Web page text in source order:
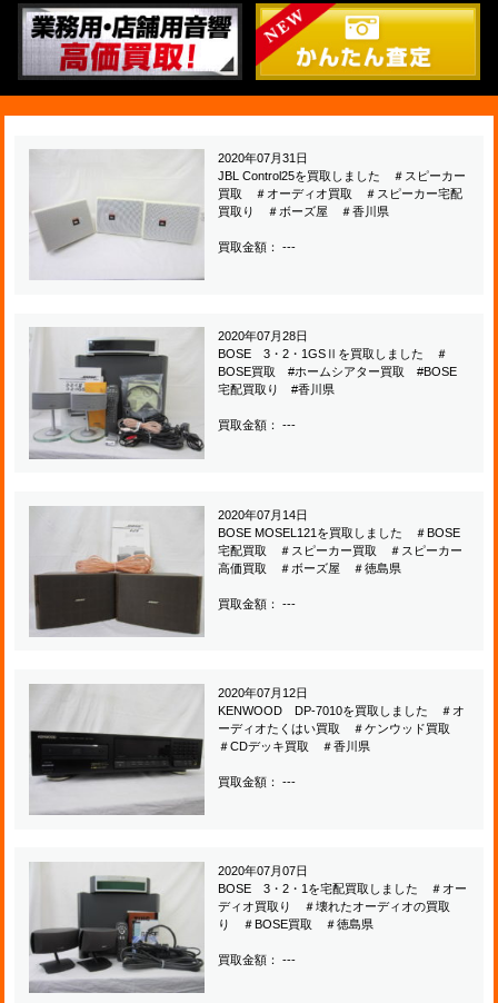
2020年07月31日
JBL Control25を買取しました ＃スピーカー
買取 ＃オーディオ買取 ＃スピーカー宅配
買取り ＃ボーズ屋 ＃香川県
買取金額： ---
2020年07月28日
BOSE 3・2・1GSⅡを買取しました ＃
BOSE買取 #ホームシアター買取 #BOSE
宅配買取り #香川県
買取金額： ---
2020年07月14日
BOSE MOSEL121を買取しました ＃BOSE
宅配買取 ＃スピーカー買取 ＃スピーカー
高価買取 ＃ボーズ屋 ＃徳島県
買取金額： ---
2020年07月12日
KENWOOD DP-7010を買取しました ＃オ
ーディオたくはい買取 ＃ケンウッド買取
＃CDデッキ買取 ＃香川県
買取金額： ---
2020年07月07日
BOSE 3・2・1を宅配買取しました ＃オー
ディオ買取り ＃壊れたオーディオの買取
り ＃BOSE買取 ＃徳島県
買取金額： ---